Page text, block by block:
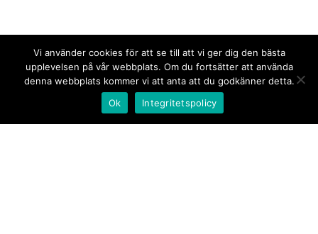
Vi använder cookies för att se till att vi ger dig den bästa
upplevelsen på vår webbplats. Om du fortsätter att använda
denna webbplats kommer vi att anta att du godkänner detta.
Ok
Integritetspolicy